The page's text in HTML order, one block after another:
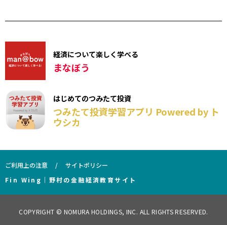
経済について楽しく学べる
まなぼう
はじめてのつみたて投資
つみたて投資学習アプリ Powered by ト
ウシカ
ご利用上の注意
サイトポリシー
Fin Wing｜野村の金融経済教育サイト
COPYRIGHT © NOMURA HOLDINGS, INC. ALL RIGHTS RESERVED.